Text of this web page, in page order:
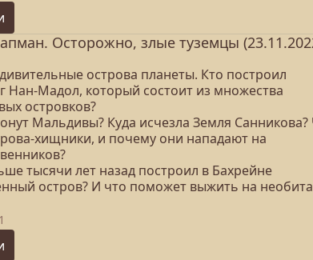
Осторожно, злые туземцы
острова планеты. Кто построил
Нан-Мадол, который состоит из множества
островков?
Мальдивы? Куда исчезла Земля Санникова?
хищники, и почему они нападают на
тысячи лет назад построил в Бахрейне
остров? И что поможет выжить на
1